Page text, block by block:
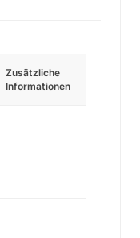
Zusätzliche
Informationen